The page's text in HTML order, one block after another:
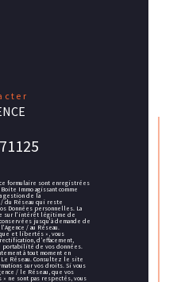
formulaire sont enregistrées
Immo agissant comme
gestion de la
du Réseau qui reste
Données personnelles. La
sur l'intérêt légitime de
jusqu'à demande de
/ au Réseau.
et libertés », vous
d’effacement,
de vos données.
à tout moment en
Le Réseau. Consultez le site
sur vos droits. Si vous
/ le Réseau, que vos
ne sont pas respectés, vous